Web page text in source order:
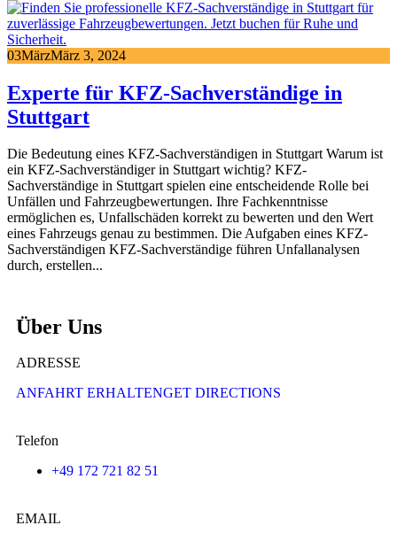
03MärzMärz 3, 2024
Experte für KFZ-Sachverständige in
Stuttgart
Die Bedeutung eines KFZ-Sachverständigen in Stuttgart Warum ist
ein KFZ-Sachverständiger in Stuttgart wichtig? KFZ-
Sachverständige in Stuttgart spielen eine entscheidende Rolle bei
Unfällen und Fahrzeugbewertungen. Ihre Fachkenntnisse
ermöglichen es, Unfallschäden korrekt zu bewerten und den Wert
eines Fahrzeugs genau zu bestimmen. Die Aufgaben eines KFZ-
Sachverständigen KFZ-Sachverständige führen Unfallanalysen
durch, erstellen...
Über Uns
ADRESSE
ANFAHRT ERHALTENGET DIRECTIONS
Telefon
+49 172 721 82 51
EMAIL